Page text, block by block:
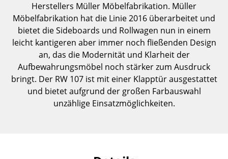
Bücherregale
Wandregale
Sideboards & Kommoden
TV Möbel
Beistell- & Rollcontainer
Herstellers Müller Möbelfabrikation. Müller
Möbelfabrikation hat die Linie 2016 überarbeitet und
bietet die Sideboards und Rollwagen nun in einem
leicht kantigeren aber immer noch fließenden Design
an, das die Modernität und Klarheit der
Aufbewahrungsmöbel noch stärker zum Ausdruck
bringt. Der RW 107 ist mit einer Klapptür ausgestattet
und bietet aufgrund der großen Farbauswahl
unzählige Einsatzmöglichkeiten.